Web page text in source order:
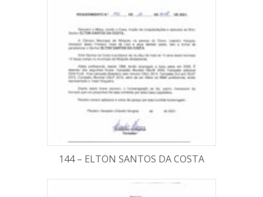
144 – ELTON SANTOS DA COSTA